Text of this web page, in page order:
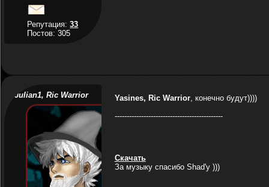
Репутация:33
Постов: 305
Julian1, Ric Warrior Yasines, Ric Warrior, конечно будут))))
---------------------------------------------
Скачать
За музыку спасибо Shad'у )))